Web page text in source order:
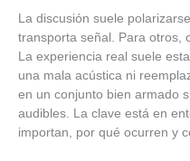
La discusión suele
transporta señal. Para otros,
La experiencia real suele
una mala acústica ni
en un conjunto bien armado
audibles. La clave está en
importan, por qué ocurren y